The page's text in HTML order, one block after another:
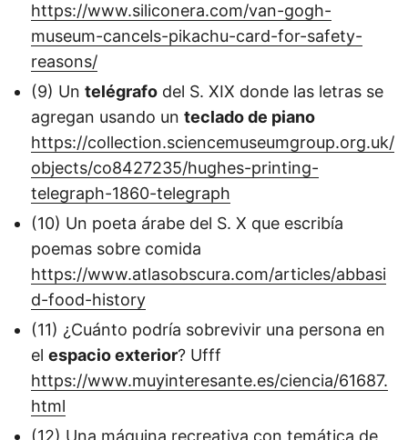
https://www.siliconera.com/van-gogh-
museum-cancels-pikachu-card-for-safety-
reasons/
(9) Un telégrafo del S. XIX donde las letras se
agregan usando un teclado de piano
https://collection.sciencemuseumgroup.org.uk/
objects/co8427235/hughes-printing-
telegraph-1860-telegraph
(10) Un poeta árabe del S. X que escribía
poemas sobre comida
https://www.atlasobscura.com/articles/abbasi
d-food-history
(11) ¿Cuánto podría sobrevivir una persona en
el espacio exterior? Ufff
https://www.muyinteresante.es/ciencia/61687.
html
(12) Una máquina recreativa con temática de